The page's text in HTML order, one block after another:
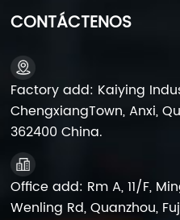
de respaldo de
funcionamiento seguro
su alta confiabilidad,
las "Reglas de
T5002—2017), los
ascensores se clasifican
trimestrales, semestrales y
inspecciones y el
de mantenimiento El ciclo
baterías de ascensores
normativas nacionales y fabricante de baterías vrla
CONTÁCTENOS
Factory add: Kaiying
ChengxiangTown, Anxi,
362400 China.
Office add: Rm A, 11/F,
Wenling Rd, Quanzhou,